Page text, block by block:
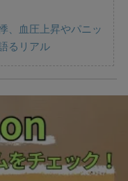
、血圧上昇やパニッ
るリアル